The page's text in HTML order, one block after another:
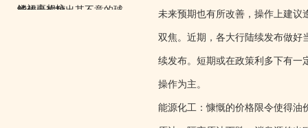
鳞裙亮相惊
能传出这种出其不意的球 未来预期也有所改善，操作上建议
双焦。近期，各大行陆续发布做好
续发布。短期或在政策利多下有一
操作为主。
能源化工：慷慨的价格限令使得油